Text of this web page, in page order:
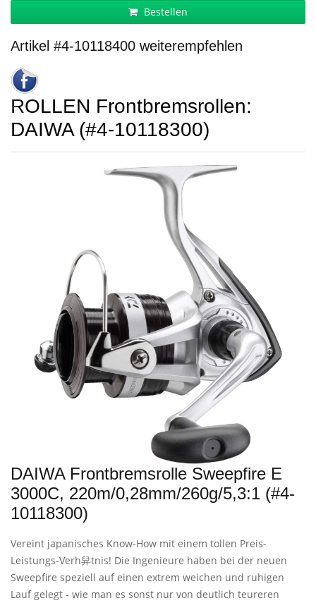
Bestellen
Artikel #4-10118400 weiterempfehlen
ROLLEN Frontbremsrollen:
DAIWA (#4-10118300)
DAIWA Frontbremsrolle Sweepfire E
3000C, 220m/0,28mm/260g/5,3:1 (#4-
10118300)
Vereint japanisches Know-How mit einem tollen Preis-
Leistungs-Verh舁tnis! Die Ingenieure haben bei der neuen
Sweepfire speziell auf einen extrem weichen und ruhigen
Lauf gelegt - wie man es sonst nur von deutlich teureren